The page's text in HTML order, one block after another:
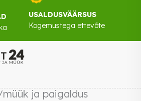
USALDUSVÄÄRSUS
Kogemustega ettevõte
ja paigaldus